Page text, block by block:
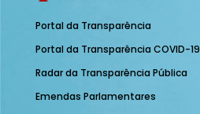
Portal da Transparência
Portal da Transparência COVID-19
Radar da Transparência Pública
Emendas Parlamentares